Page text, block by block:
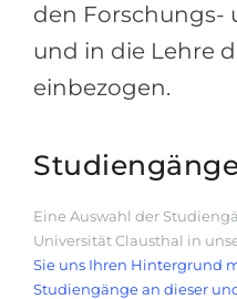
den Forschungs-
und in die Lehre
einbezogen.
Eine Auswahl der
Universität Clausthal in
Sie uns Ihren Hintergrund
Studiengänge an dieser